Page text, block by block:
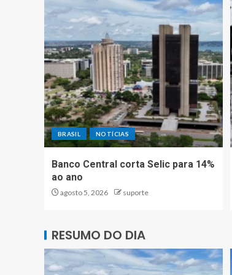
BRASIL NOTÍCIAS
Banco Central corta Selic para 14%
ao ano
agosto 5, 2026 suporte
RESUMO DO DIA